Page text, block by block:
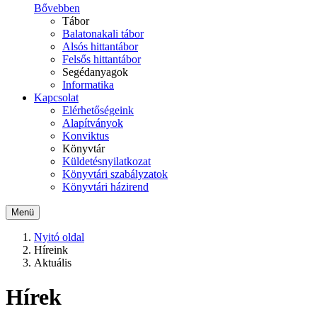
Bővebben
Tábor
Balatonakali tábor
Alsós hittantábor
Felsős hittantábor
Segédanyagok
Informatika
Kapcsolat
Elérhetőségeink
Alapítványok
Konviktus
Könyvtár
Küldetésnyilatkozat
Könyvtári szabályzatok
Könyvtári házirend
Menü
Nyitó oldal
Híreink
Aktuális
Hírek